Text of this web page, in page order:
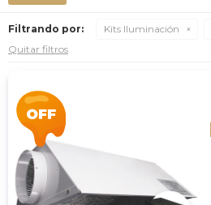
Filtrando por: Kits Iluminación
Quitar filtros